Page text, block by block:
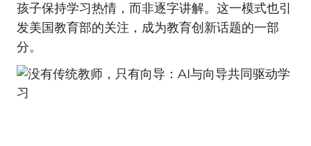
孩子保持学习热情，而非逐字讲解。这一模式也引
发美国教育部的关注，成为教育创新话题的一部
分。